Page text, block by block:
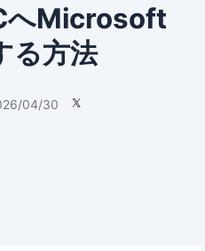
へMicrosoft
る方法
04/30 